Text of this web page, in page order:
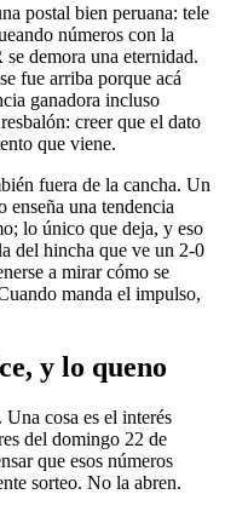
postal bien peruana: tele
números con la
demora una eternidad.
fue arriba porque acá
ganadora incluso
creer que el dato
que viene.
fuera de la cancha. Un
enseña una tendencia
lo único que deja, y eso
del hincha que ve un 2-0
a mirar cómo se
manda el impulso,
y lo queno
cosa es el interés
del domingo 22 de
que esos números
sorteo. No la abren.